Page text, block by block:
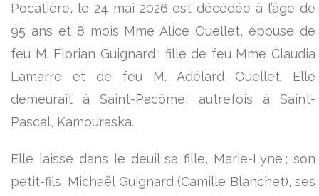
Pocatière, le 24 mai 2026 est décédée à l’âge de
95 ans et 8 mois Mme Alice Ouellet, épouse de
feu M. Florian Guignard ; fille de feu Mme Claudia
Lamarre et de feu M. Adélard Ouellet. Elle
demeurait à Saint-Pacôme, autrefois à Saint-
Pascal, Kamouraska.
Elle laisse dans le deuil sa fille, Marie-Lyne ; son
petit-fils, Michaël Guignard (Camille Blanchet), ses